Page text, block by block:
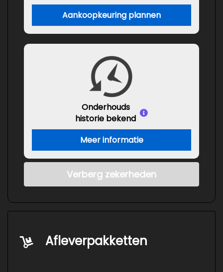
Aankoopkeuring plannen
Onderhouds
historie bekend
Meer informatie
Verberg zekerheden
Afleverpakketten